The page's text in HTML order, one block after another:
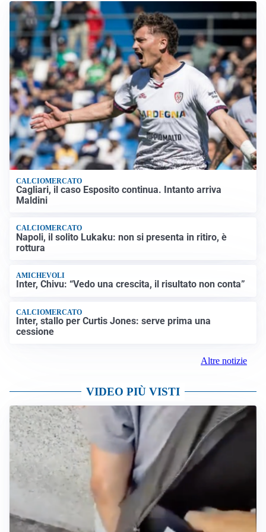
CALCIOMERCATO
Cagliari, il caso Esposito continua. Intanto arriva
Maldini
CALCIOMERCATO
Napoli, il solito Lukaku: non si presenta in ritiro, è
rottura
AMICHEVOLI
Inter, Chivu: “Vedo una crescita, il risultato non conta”
CALCIOMERCATO
Inter, stallo per Curtis Jones: serve prima una
cessione
Altre notizie
VIDEO PIÙ VISTI